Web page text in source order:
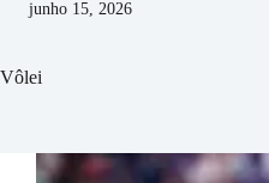
junho 15, 2026
Vôlei